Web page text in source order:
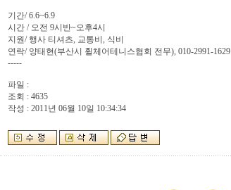
기간/ 6.6~6.9
시간 / 오전 9시반~오후4시
지원/ 행사 티셔츠, 교통비, 식비
연락/ 양태현(부산시 휠체어테니스협회 전무), 010-2991-1629
-----
파일 :
조회 : 4635
작성 : 2011년 06월 10일 10:34:34